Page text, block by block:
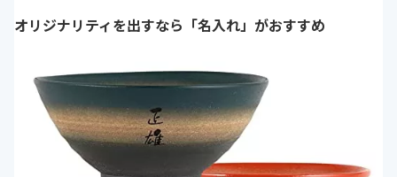
オリジナリティを出すなら「名入れ」がおすすめ